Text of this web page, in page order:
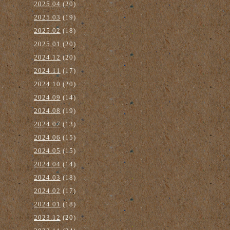
2025.04(20)
2025.03(19)
2025.02(18)
2025.01 (20)
2024.12 (20)
2024.11(17)
2024.10 (20)
2024.09(14)
2024.08(19)
2024.07 (13)
2024.06(15)
2024.05 (15)
2024.04(14)
2024.03(18)
2024.02(17)
2024.01(18)
2023.12 (20)